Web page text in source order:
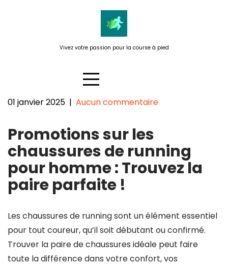
Vivez votre passion pour la course à pied
de running pour homme :
Trouvez la paire parfaite !
01 janvier 2025 | Aucun commentaire
Promotions sur les
chaussures de running
pour homme : Trouvez la
paire parfaite !
Les chaussures de running sont un élément essentiel
pour tout coureur, qu’il soit débutant ou confirmé.
Trouver la paire de chaussures idéale peut faire
toute la différence dans votre confort, vos